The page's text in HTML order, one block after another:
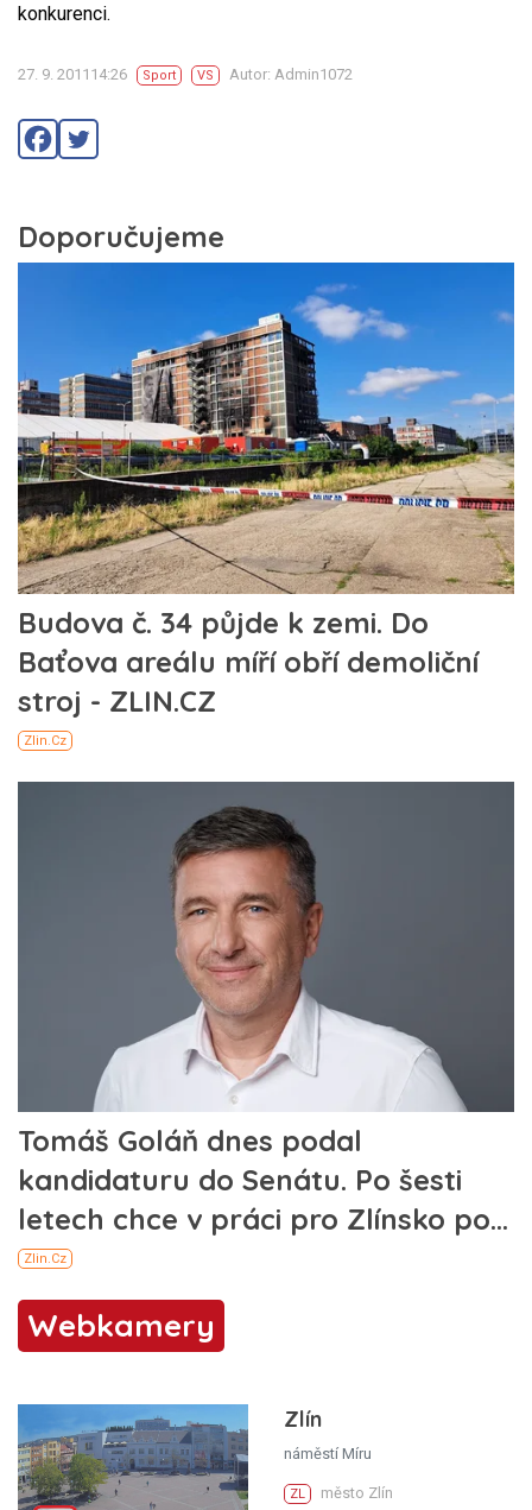
konkurenci.
27. 9. 201114:26 Sport VS Autor: Admin1072
Webkamery
Zlín
náměstí Míru
ZL město Zlín